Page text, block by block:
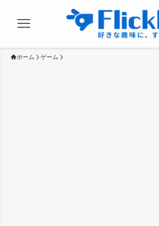
ホーム ゲーム